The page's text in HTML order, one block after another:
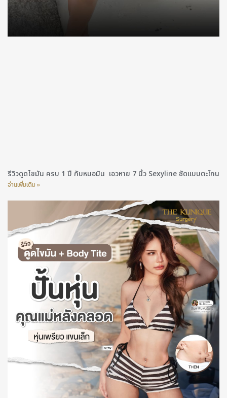
รีวิวดูดไขมัน ครบ 1 ปี กับหมอมิน เอวหาย 7 นิ้ว Sexyline ชัดแบบตะโกน
อ่านเพิ่มเติม »